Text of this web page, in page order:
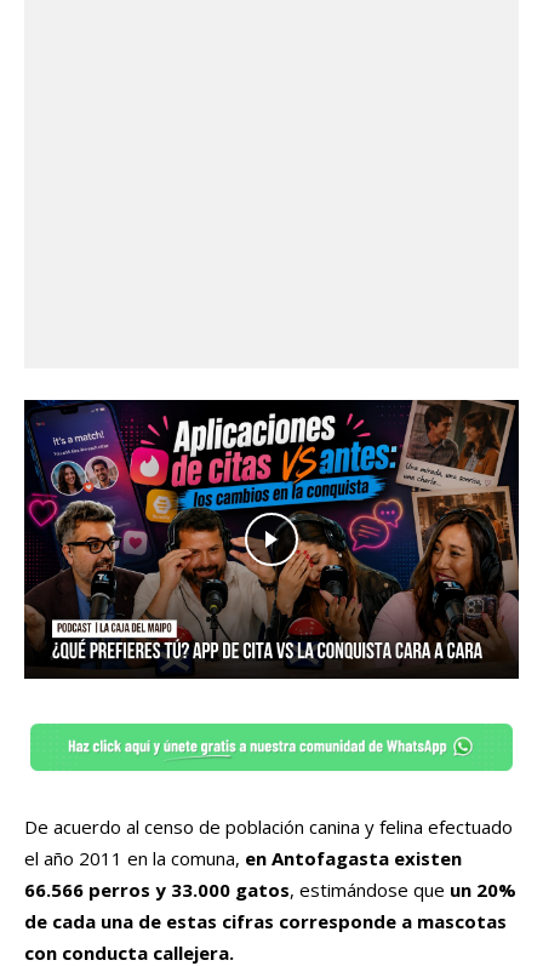
De acuerdo al censo de población canina y felina efectuado
el año 2011 en la comuna, en Antofagasta existen
66.566 perros y 33.000 gatos, estimándose que un 20%
de cada una de estas cifras corresponde a mascotas
con conducta callejera.